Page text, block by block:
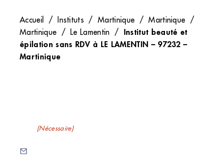
Accueil / Instituts / Martinique / Martinique /
Martinique / Le Lamentin / Institut beauté et
épilation sans RDV à LE LAMENTIN – 97232 –
Martinique
(Nécessaire)